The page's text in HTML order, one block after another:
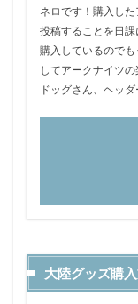
ネロです！購入し
投稿することを日
購入しているので
してアークナイツ
ドッグさん、ヘッ
大陸グッズ購